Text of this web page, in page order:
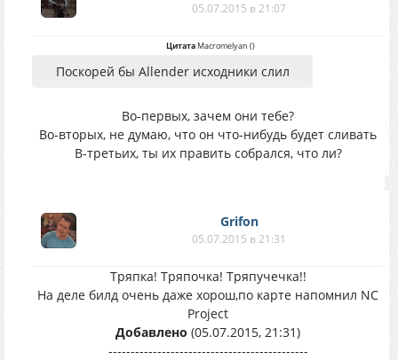
05.07.2015 в 21:07
ЦитатаMacromelyan ()
Поскорей бы Allender исходники слил
Во-первых, зачем они тебе?
Во-вторых, не думаю, что он что-нибудь будет сливать
В-третьих, ты их править собрался, что ли?
Grifon
05.07.2015 в 21:31
Тряпка! Тряпочка! Тряпучечка!!
На деле билд очень даже хорош,по карте напомнил NC
Project
Добавлено (05.07.2015, 21:31)
---------------------------------------------